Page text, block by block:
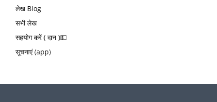
लेख Blog
सभी लेख
सहयोग करें ( दान )💵
सूचनाएं (app)